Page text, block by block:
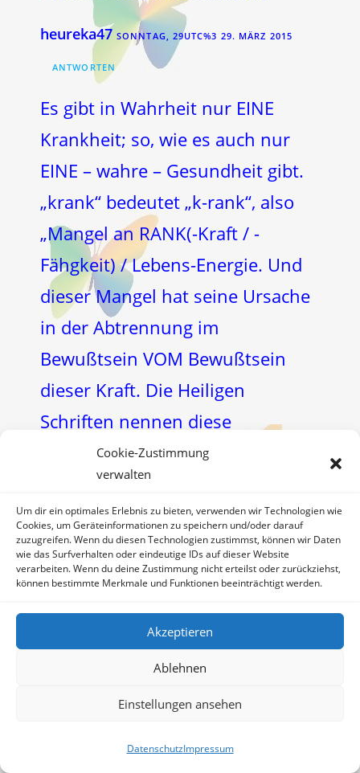
Cookie-Zustimmung
verwalten
Um dir ein optimales Erlebnis zu bieten, verwenden wir Technologien wie
Cookies, um Geräteinformationen zu speichern und/oder darauf
zuzugreifen. Wenn du diesen Technologien zustimmst, können wir Daten
wie das Surfverhalten oder eindeutige IDs auf dieser Website
verarbeiten. Wenn du deine Zustimmung nicht erteilst oder zurückziehst,
können bestimmte Merkmale und Funktionen beeinträchtigt werden.
Akzeptieren
Ablehnen
Einstellungen ansehen
DatenschutzImpressum
heureka47 SONNTAG, 29UTC%3 29. MÄRZ 2015
ANTWORTEN
Es gibt in Wahrheit nur EINE
Krankheit; so, wie es auch nur
EINE – wahre – Gesundheit gibt.
„krank“ bedeutet „k-rank“, also
„Mangel an RANK(-Kraft / -
Fähgkeit) / Lebens-Energie. Und
dieser Mangel hat seine Ursache
in der Abtrennung im
Bewußtsein VOM Bewußtsein
dieser Kraft. Die Heiligen
Schriften nennen diese
Abtrennung „(Erb-)Sünde“ oder
„das Übel“. Moses beschreibt sie
im „Tanz um das goldene Kalb“;
Jesus kommentiert sie mit den
Worten „… denn sie wissen nicht,
was sie tun“. Heute würden
manche sagen, es handelt sich
um eine „psychische Störung“.
Seit vielen Jahrzehnten kennt die